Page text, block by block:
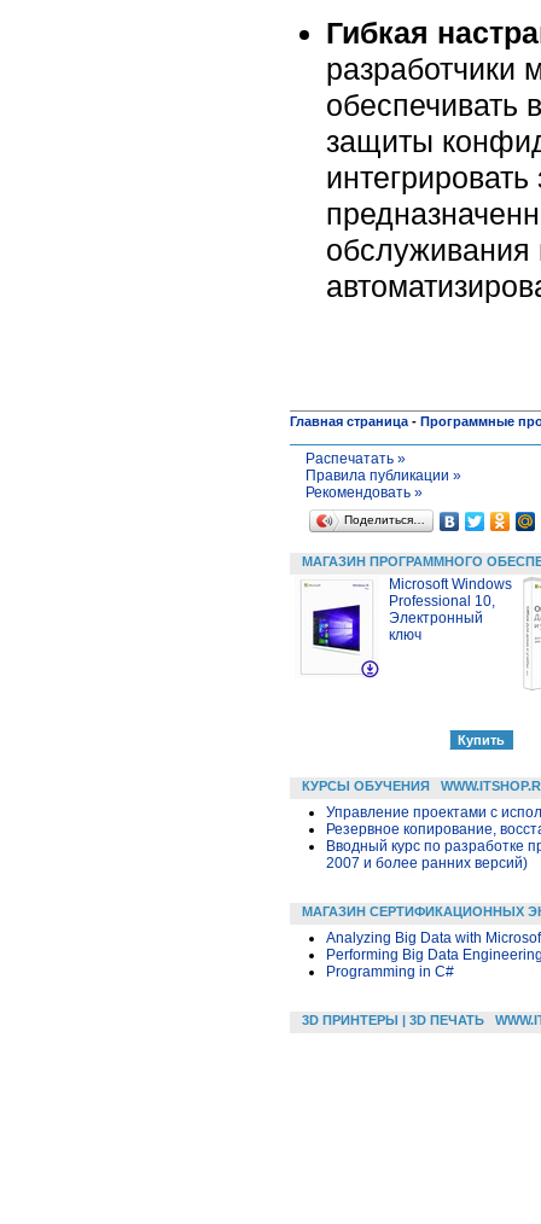
Гибкая
разработчики
обеспечивать
защиты
обслуживания
Главная страница - Программные
Распечатать »
Правила публикации »
Рекомендовать »
Поделиться…
МАГАЗИН ПРОГРАММНОГО
Microsoft Windows
Professional 10,
Электронный
ключ
КУРСЫ ОБУЧЕНИЯ
Управление проектами с
Резервное копирование,
Вводный курс по разработке
2007 и более ранних версий)
МАГАЗИН СЕРТИФИКАЦИОННЫХ
Analyzing Big Data with
Performing Big Data
Programming in C#
3D ПРИНТЕРЫ | 3D ПЕЧАТЬ